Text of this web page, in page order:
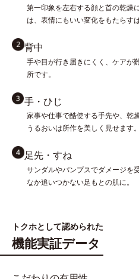
第一印象を左右する顔と首の乾燥
は、表情にもいい変化をもたらすは
背中
手や目が行き届きにくく、ケアが
所です。
手・ひじ
家事や仕事で酷使する手先や、乾
うるおいは所作を美しく見せます。
足先・すね
サンダルやパンプスでダメージを
なか追いつかない足もとの肌に。
トクホとして認められた
機能実証データ